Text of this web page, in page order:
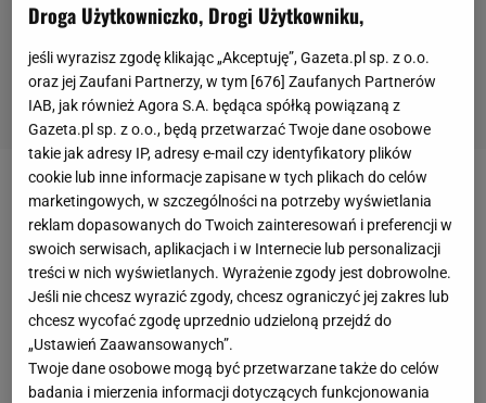
Tym samym cofnięto wcześniejsze zalecenia z
lutego 2022 oraz marca 2023 roku, które zostały
wprowadzone po wybuchu wojny naUkrainie.
Decyzja obejmuje również zniesienie dodatkowych
środków ochronnych dotyczących białoruskich
zawodników. Jak to zostało wytłumaczone? W
oficjalnym komunikacie MKOl podkreślił, że sport
Droga Użytkowniczko, Drogi Użytkowniku,
jeśli wyrazisz zgodę klikając „Akceptuję”, Gazeta.pl sp. z o.o.
oraz jej Zaufani Partnerzy, w tym [676] Zaufanych Partnerów
IAB, jak również Agora S.A. będąca spółką powiązaną z
Gazeta.pl sp. z o.o., będą przetwarzać Twoje dane osobowe
takie jak adresy IP, adresy e-mail czy identyfikatory plików
cookie lub inne informacje zapisane w tych plikach do celów
marketingowych, w szczególności na potrzeby wyświetlania
reklam dopasowanych do Twoich zainteresowań i preferencji w
swoich serwisach, aplikacjach i w Internecie lub personalizacji
treści w nich wyświetlanych. Wyrażenie zgody jest dobrowolne.
Jeśli nie chcesz wyrazić zgody, chcesz ograniczyć jej zakres lub
chcesz wycofać zgodę uprzednio udzieloną przejdź do
„Ustawień Zaawansowanych”.
Twoje dane osobowe mogą być przetwarzane także do celów
badania i mierzenia informacji dotyczących funkcjonowania